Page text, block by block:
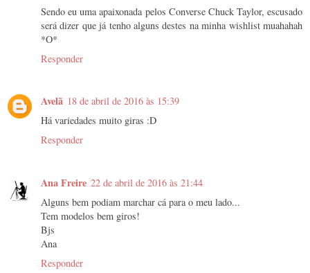
Sendo eu uma apaixonada pelos Converse Chuck Taylor, escusado
será dizer que já tenho alguns destes na minha wishlist muahahah
*O*
Responder
Avelã 18 de abril de 2016 às 15:39
Há variedades muito giras :D
Responder
Ana Freire 22 de abril de 2016 às 21:44
Alguns bem podiam marchar cá para o meu lado...
Tem modelos bem giros!
Bjs
Ana
Responder